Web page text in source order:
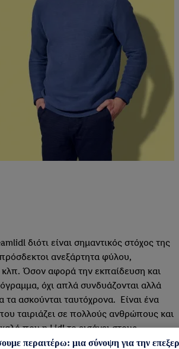
διότι είναι σημαντικός στόχος της
ανεξάρτητα φύλου,
κλπ. Όσον αφορά την εκπαίδευση και
όχι απλά συνδυάζονται αλλά
τα ασκούνται ταυτόχρονα. Είναι ένα
ταιριάζει σε πολλούς ανθρώπους και
καλό που η Lidl το εισάγει στους
στην Ελλάδα. Αν ψάχνεις κάτι με
περαιτέρω: μια σύνοψη για την